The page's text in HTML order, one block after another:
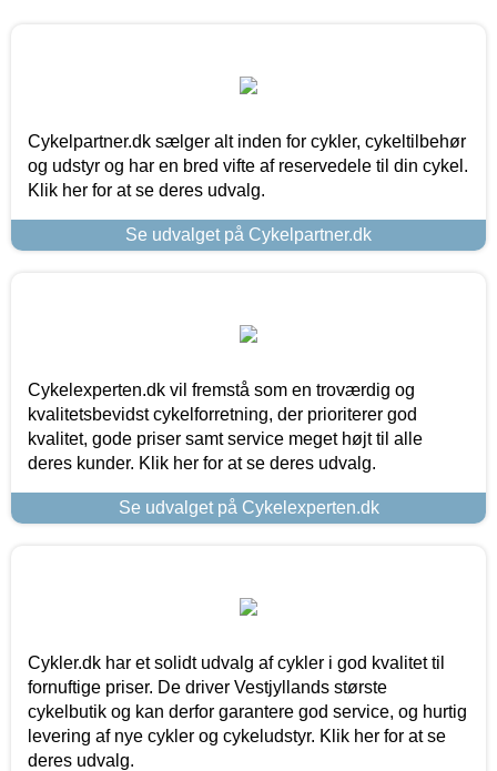
Cykelpartner.dk sælger alt inden for cykler, cykeltilbehør
og udstyr og har en bred vifte af reservedele til din cykel.
Klik her for at se deres udvalg.
Se udvalget på Cykelpartner.dk
Cykelexperten.dk vil fremstå som en troværdig og
kvalitetsbevidst cykelforretning, der prioriterer god
kvalitet, gode priser samt service meget højt til alle
deres kunder. Klik her for at se deres udvalg.
Se udvalget på Cykelexperten.dk
Cykler.dk har et solidt udvalg af cykler i god kvalitet til
fornuftige priser. De driver Vestjyllands største
cykelbutik og kan derfor garantere god service, og hurtig
levering af nye cykler og cykeludstyr. Klik her for at se
deres udvalg.